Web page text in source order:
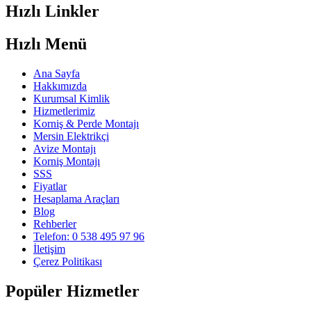
Hızlı Linkler
Hızlı Menü
Ana Sayfa
Hakkımızda
Kurumsal Kimlik
Hizmetlerimiz
Korniş & Perde Montajı
Mersin Elektrikçi
Avize Montajı
Korniş Montajı
SSS
Fiyatlar
Hesaplama Araçları
Blog
Rehberler
Telefon: 0 538 495 97 96
İletişim
Çerez Politikası
Popüler Hizmetler